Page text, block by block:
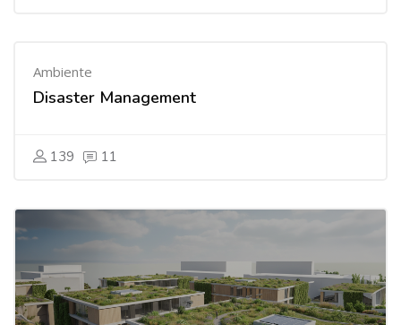
Ambiente
Disaster Management
139 11